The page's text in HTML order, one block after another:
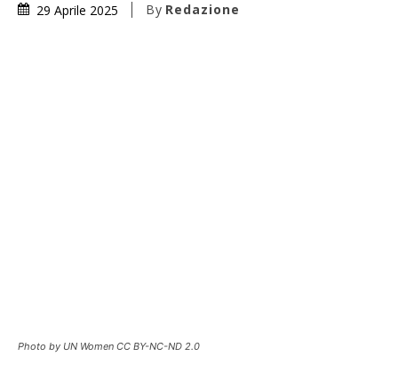
29 Aprile 2025 By Redazione
Photo by UN Women CC BY-NC-ND 2.0